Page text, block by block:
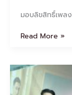
มอบลิขสิทธิ์เพล
Read More »
EXCLUSIVE
PRESS
INTERVIEW